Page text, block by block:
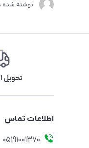
نوشته شده
تحویل
اطلاعات تماس
05191001370